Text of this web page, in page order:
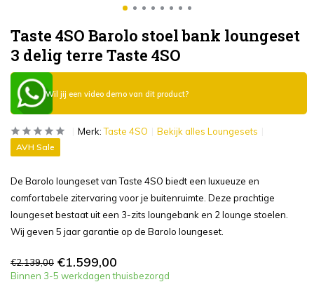
Taste 4SO Barolo stoel bank loungeset
3 delig terre Taste 4SO
Wil jij een video demo van dit product?
Merk:Taste 4SO Bekijk alles Loungesets
AVH Sale
De Barolo loungeset van Taste 4SO biedt een luxueuze en
comfortabele zitervaring voor je buitenruimte. Deze prachtige
loungeset bestaat uit een 3-zits loungebank en 2 lounge stoelen.
Wij geven 5 jaar garantie op de Barolo loungeset.
€2.139,00 €1.599,00
Binnen 3-5 werkdagen thuisbezorgd